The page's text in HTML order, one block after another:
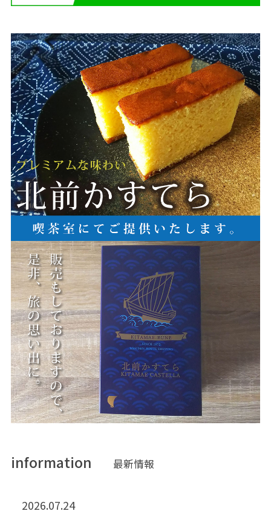
最新情報
企画展のみどころ
展示スケジュール
コレクション
ご利用案内
施設のご紹介
美術館について
メンバーシップ
寄付のお願い
お問い合わせ
情報公開
収蔵作品データベース
information 最新情報
2026.07.24